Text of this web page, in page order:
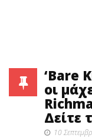
‘Bare
οι
Δείτε
10